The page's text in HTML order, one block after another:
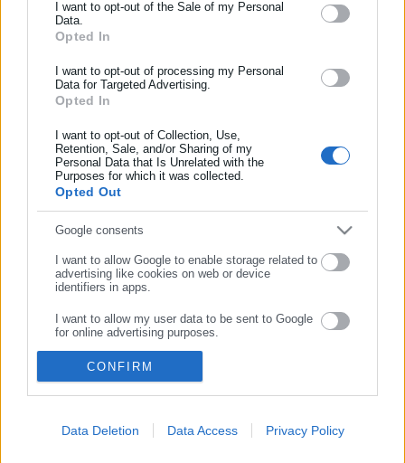
I want to opt-out of the Sale of my Personal
Data.
Opted In
I want to opt-out of processing my Personal
Data for Targeted Advertising.
Opted In
I want to opt-out of Collection, Use,
Retention, Sale, and/or Sharing of my
Personal Data that Is Unrelated with the
Purposes for which it was collected.
Opted Out
Google consents
I want to allow Google to enable storage related to
advertising like cookies on web or device
identifiers in apps.
I want to allow my user data to be sent to Google
for online advertising purposes.
I want to allow Google to send me personalized
analytics like cookies on web or device identifiers
in apps.
CONFIRM
Data Deletion Data Access Privacy Policy
Συμπλήρωσε επώνυμο
Συμπλήρωσε email
Κεντρική Εκλογές
Ευρετήριο ΟΤΑ Σύνδεσμοι
Διαφήμιση Επικοινωνία
Πανεπιστημίου 56, Αθήνα τ.κ. 106 78, ΜΗΤ: 232416
Τηλ. 210 514 3137-8
Φαξ: 210 512 3020
email:press@aftodioikisi.gr
ΠΟΛΙΤΙΚΗ ΑΠΟΡΡΗΤΟΥ
Πολιτική Cookies